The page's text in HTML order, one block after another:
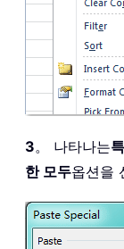
3。 나타나는
한 모두옵션을